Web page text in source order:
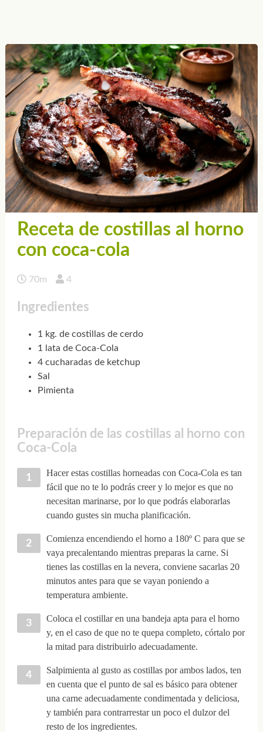
Receta de costillas al horno
con coca-cola
70m 4
Ingredientes
1 kg. de costillas de cerdo
1 lata de Coca-Cola
4 cucharadas de ketchup
Sal
Pimienta
Preparación de las costillas al horno con
Coca-Cola
Hacer estas costillas horneadas con Coca-Cola es tan
fácil que no te lo podrás creer y lo mejor es que no
necesitan marinarse, por lo que podrás elaborarlas
cuando gustes sin mucha planificación.
Comienza encendiendo el horno a 180º C para que se
vaya precalentando mientras preparas la carne. Si
tienes las costillas en la nevera, conviene sacarlas 20
minutos antes para que se vayan poniendo a
temperatura ambiente.
Coloca el costillar en una bandeja apta para el horno
y, en el caso de que no te quepa completo, córtalo por
la mitad para distribuirlo adecuadamente.
Salpimienta al gusto as costillas por ambos lados, ten
en cuenta que el punto de sal es básico para obtener
una carne adecuadamente condimentada y deliciosa,
y también para contrarrestar un poco el dulzor del
resto de los ingredientes.